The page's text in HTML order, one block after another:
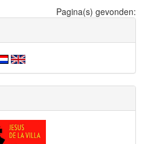
Pagina(s) gevonden: